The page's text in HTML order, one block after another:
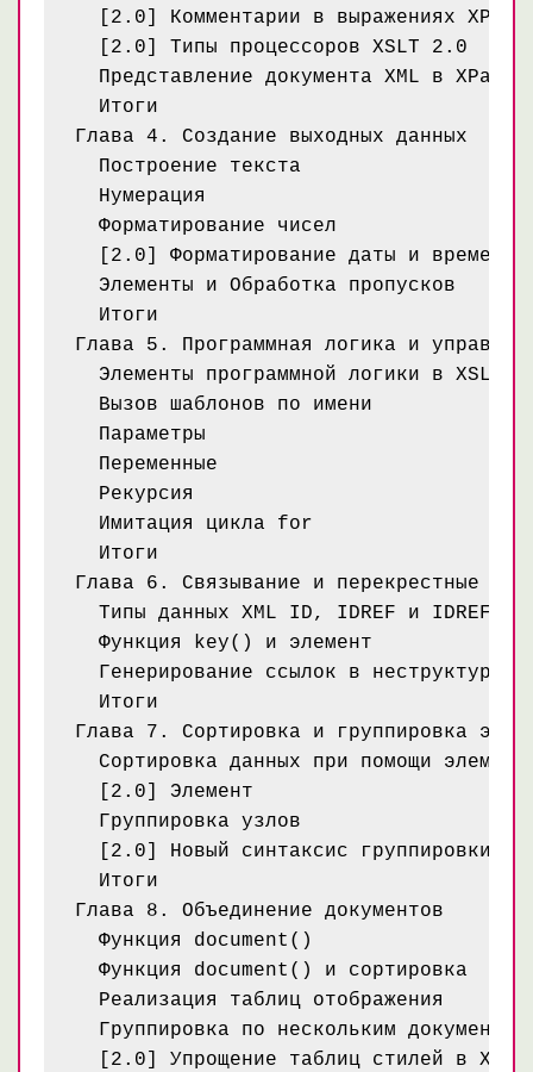
  [2.0] Комментарии в выражениях XPath
  [2.0] Типы процессоров XSLT 2.0
  Представление документа XML в XPath
  Итоги
Глава 4. Создание выходных данных
  Построение текста
  Нумерация
  Форматирование чисел
  [2.0] Форматирование даты и времени
  Элементы и Обработка пропусков
  Итоги
Глава 5. Программная логика и
  Элементы программной логики в XSLT
  Вызов шаблонов по имени
  Параметры
  Переменные
  Рекурсия
  Имитация цикла for
  Итоги
Глава 6. Связывание и перекрестные
  Типы данных XML ID, IDREF и IDREFS
  Функция key() и элемент
Генерирование ссылок в
  Итоги
Глава 7. Сортировка и группировка
Сортировка данных при помощи
  [2.0] Элемент
  Группировка узлов
[2.0] Новый синтаксис группировки в
  Итоги
Глава 8. Объединение документов
  Функция document()
  Функция document() и сортировка
  Реализация таблиц отображения
  Группировка по нескольким документам
[2.0] Упрощение таблиц стилей в XSLT